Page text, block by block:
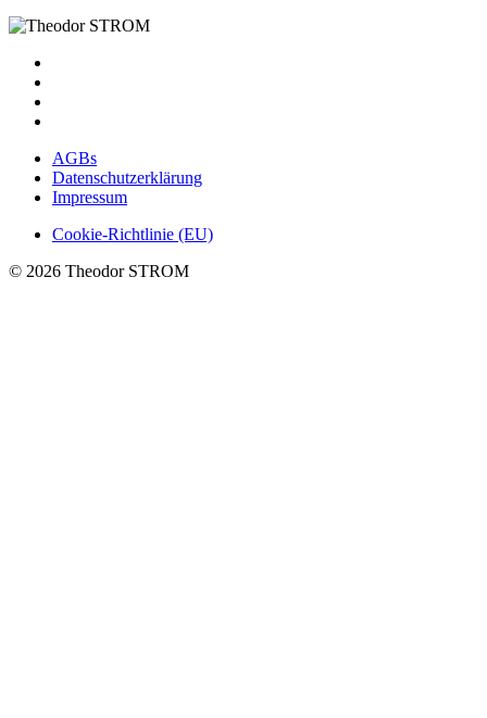
AGBs
Datenschutzerklärung
Impressum
Cookie-Richtlinie (EU)
© 2026 Theodor STROM